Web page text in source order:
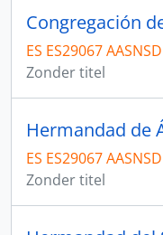
ES ES29067
Zonder titel
Hermandad de
ES ES29067
Zonder titel